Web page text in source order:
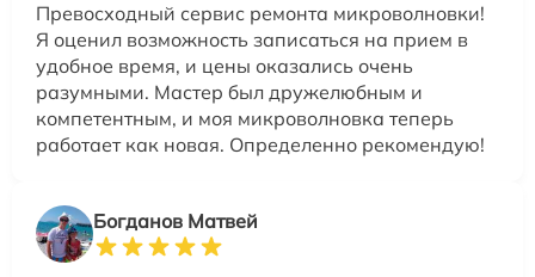
Превосходный сервис ремонта микроволновки!
Я оценил возможность записаться на прием в
удобное время, и цены оказались очень
разумными. Мастер был дружелюбным и
компетентным, и моя микроволновка теперь
работает как новая. Определенно рекомендую!
Богданов Матвей